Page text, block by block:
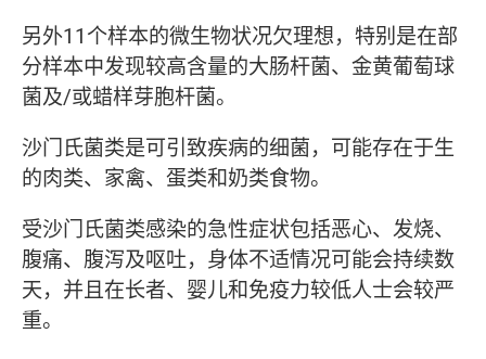
另外11个样本的微生物状况欠理想，特别是在部
分样本中发现较高含量的大肠杆菌、金黄葡萄球
菌及/或蜡样芽胞杆菌。
沙门氏菌类是可引致疾病的细菌，可能存在于生
的肉类、家禽、蛋类和奶类食物。
受沙门氏菌类感染的急性症状包括恶心、发烧、
腹痛、腹泻及呕吐，身体不适情况可能会持续数
天，并且在长者、婴儿和免疫力较低人士会较严
重。